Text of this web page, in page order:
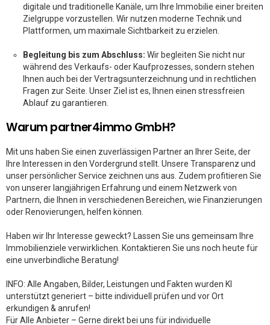
digitale und traditionelle Kanäle, um Ihre Immobilie einer breiten
Zielgruppe vorzustellen. Wir nutzen moderne Technik und
Plattformen, um maximale Sichtbarkeit zu erzielen.
Begleitung bis zum Abschluss: Wir begleiten Sie nicht nur
während des Verkaufs- oder Kaufprozesses, sondern stehen
Ihnen auch bei der Vertragsunterzeichnung und in rechtlichen
Fragen zur Seite. Unser Ziel ist es, Ihnen einen stressfreien
Ablauf zu garantieren.
Warum partner4immo GmbH?
Mit uns haben Sie einen zuverlässigen Partner an Ihrer Seite, der
Ihre Interessen in den Vordergrund stellt. Unsere Transparenz und
unser persönlicher Service zeichnen uns aus. Zudem profitieren Sie
von unserer langjährigen Erfahrung und einem Netzwerk von
Partnern, die Ihnen in verschiedenen Bereichen, wie Finanzierungen
oder Renovierungen, helfen können.
Haben wir Ihr Interesse geweckt? Lassen Sie uns gemeinsam Ihre
Immobilienziele verwirklichen. Kontaktieren Sie uns noch heute für
eine unverbindliche Beratung!
INFO: Alle Angaben, Bilder, Leistungen und Fakten wurden KI
unterstützt generiert – bitte individuell prüfen und vor Ort
erkundigen & anrufen!
Für Alle Anbieter – Gerne direkt bei uns für individuelle